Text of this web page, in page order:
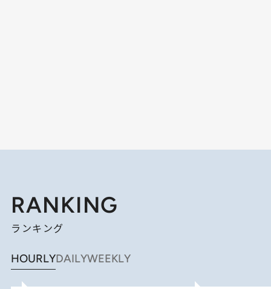
RANKING
ランキング
HOURLYDAILYWEEKLY